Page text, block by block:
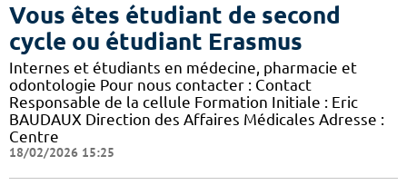
Vous êtes étudiant de second
cycle ou étudiant Erasmus
Internes et étudiants en médecine, pharmacie et
odontologie Pour nous contacter : Contact
Responsable de la cellule Formation Initiale : Eric
BAUDAUX Direction des Affaires Médicales Adresse :
Centre
18/02/2026 15:25